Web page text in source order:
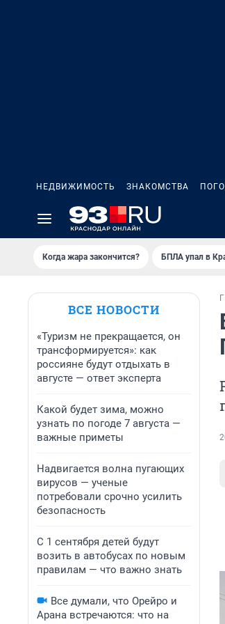
НЕДВИЖИМОСТЬ ЗНАКОМСТВА
Когда жара закончится? БПЛА упал в
ВСЕ НОВОСТИ
«Туризм не прекращается, он
трансформируется»: как
россияне будут отдыхать в
августе — ответ эксперта
Какой будет зима, можно
узнать по погоде 7 августа —
важные приметы
Надвигается волна пугающих
вирусов — ученые
потребовали срочно усилить
безопасность
С 1 сентября детей будут
возить в автобусах по новым
правилам — что важно знать
Все думали, что Орейро и
Арана встречаются: что на